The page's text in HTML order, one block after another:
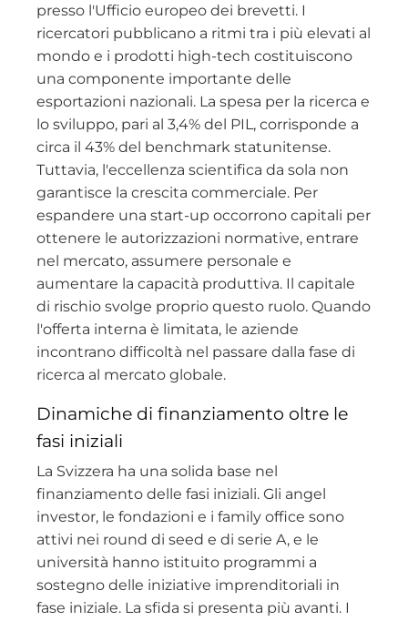
presso l'Ufficio europeo dei brevetti. I
ricercatori pubblicano a ritmi tra i più elevati al
mondo e i prodotti high-tech costituiscono
una componente importante delle
esportazioni nazionali. La spesa per la ricerca e
lo sviluppo, pari al 3,4% del PIL, corrisponde a
circa il 43% del benchmark statunitense.
Tuttavia, l'eccellenza scientifica da sola non
garantisce la crescita commerciale. Per
espandere una start-up occorrono capitali per
ottenere le autorizzazioni normative, entrare
nel mercato, assumere personale e
aumentare la capacità produttiva. Il capitale
di rischio svolge proprio questo ruolo. Quando
l'offerta interna è limitata, le aziende
incontrano difficoltà nel passare dalla fase di
ricerca al mercato globale.
Dinamiche di finanziamento oltre le
fasi iniziali
La Svizzera ha una solida base nel
finanziamento delle fasi iniziali. Gli angel
investor, le fondazioni e i family office sono
attivi nei round di seed e di serie A, e le
università hanno istituito programmi a
sostegno delle iniziative imprenditoriali in
fase iniziale. La sfida si presenta più avanti. I